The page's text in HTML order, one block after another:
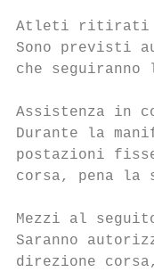
Atleti ritirati
Sono previsti
che
Assistenza in
Durante la
postazioni
corsa, pena
Mezzi al
Saranno
direzione